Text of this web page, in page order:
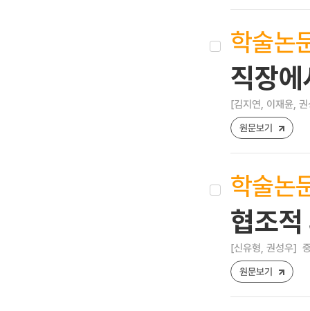
학술논
직장
[김지연, 이재윤,
원문보기
학술논
협조
[신유형, 권성우]
원문보기